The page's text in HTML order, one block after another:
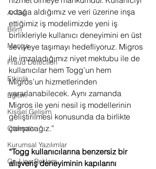
Ar-Ge
Bilim
Manga
Fraud Detection
Etkinlik
Eğitim
Kişisel Gelişim
Otomotiv
Kurumsal Yazılımlar
On-Line Reklam
odağa aldığımız ve veri üzerine inşa
ettiğimiz iş modelimizde yeni iş
birlikleriyle kullanıcı deneyimini en üst
seviyeye taşımayı hedefliyoruz. Migros
ile imzaladığımız niyet mektubu ile de
kullanıcılar hem Togg’un hem
Migros’un hizmetlerinden
yararlanabilecek. Aynı zamanda
Migros ile yeni nesil iş modellerinin
geliştirilmesi konusunda da birlikte
çalışacağız.”
“Togg kullanıcılarına benzersiz bir
alışveriş deneyiminin kapılarını